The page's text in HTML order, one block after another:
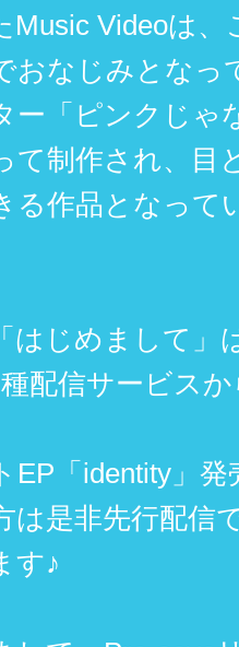
Music Videoは、
おなじみとなっ
ー「ピンクじゃ
て制作され、目
る作品となって
はじめまして」
配信サービス
EP「identity」
は是非先行配信
す♪